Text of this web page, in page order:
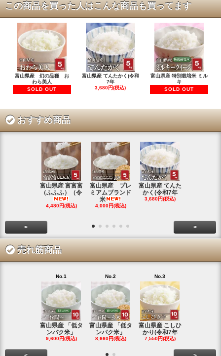
この商品を買った人はこんな商品も買ってます
富山県産 幻の品種 お
わら美人
SOLD OUT
富山県産 てんたかく(令和
7年
3,680円(税込)
富山県産 特別栽培米 ミル
キ
SOLD OUT
おすすめ商品
富山県産 富富富
（ふふふ）（令
4,480円(税込)
富山県産 プレ
ミアムブランド
米
4,000円(税込)
富山県産 てんた
かく(令和7年
3,680円(税込)
< >
売れ筋商品
No.1
富山県産 「低タ
ンパク米」
9,600円(税込)
No.2
富山県産 「低タ
ンパク米」
8,660円(税込)
No.3
富山県産 こしひ
かり(令和7年
7,550円(税込)